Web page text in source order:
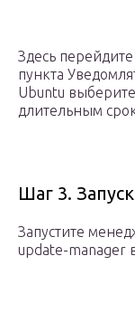
Здесь
пункта
Ubuntu
длительным
Шаг 3.
Запустите
update-manager